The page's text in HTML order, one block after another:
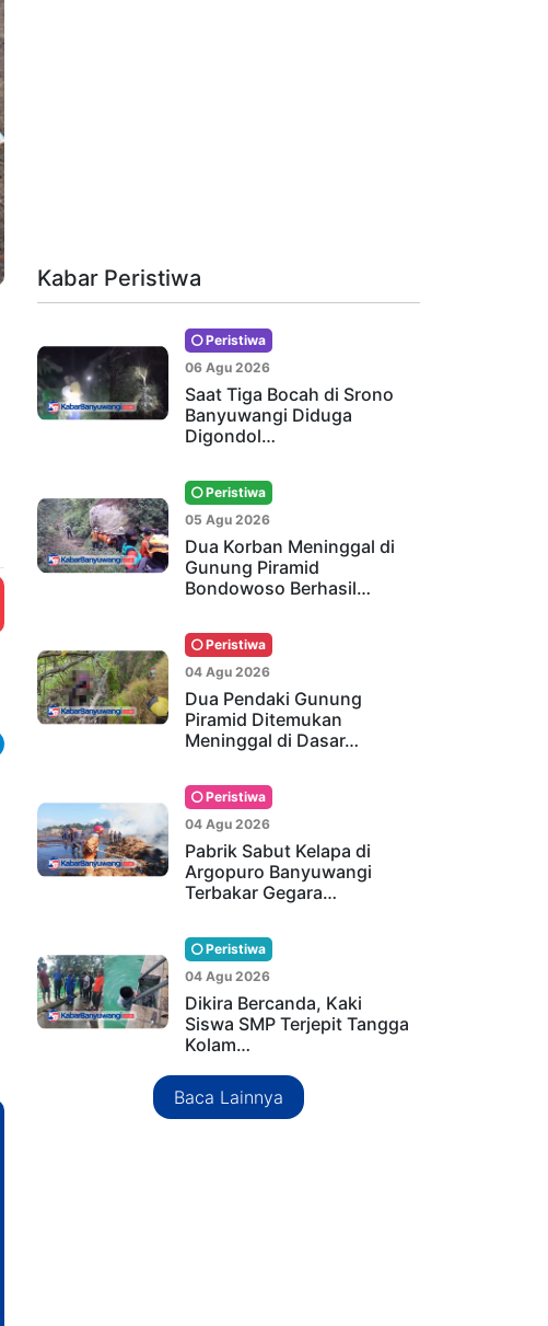
Kabar Peristiwa
Peristiwa
06 Agu 2026
Saat Tiga Bocah di Srono
Banyuwangi Diduga
Digondol…
Peristiwa
05 Agu 2026
Dua Korban Meninggal di
Gunung Piramid
Bondowoso Berhasil…
Peristiwa
04 Agu 2026
Dua Pendaki Gunung
Piramid Ditemukan
Meninggal di Dasar…
Peristiwa
04 Agu 2026
Pabrik Sabut Kelapa di
Argopuro Banyuwangi
Terbakar Gegara…
Peristiwa
04 Agu 2026
Dikira Bercanda, Kaki
Siswa SMP Terjepit Tangga
Kolam…
Baca Lainnya